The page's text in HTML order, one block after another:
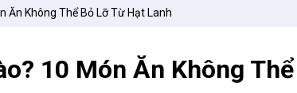
Ăn Không Thể Bỏ Lỡ Từ Hạt Lanh
10 Món Ăn Không